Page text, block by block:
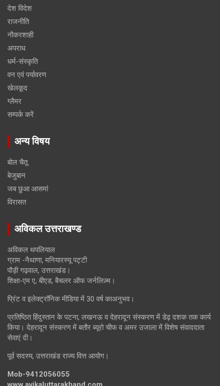
देश विदेश
राजनीति
नौकरशाही
अपराध
धर्म-संस्कृति
वन एवं पर्यावरण
खेलकूद
ग्लैमर
सम्पर्क करें
अन्य विषय
बोल चैतू
बेजुबान
जब छुआ आसमां
विरासत
अविकल उत्तराखण्ड
अविकल थपलियाल
ग्राम -नैथाणा, मनियारस्यू पट्टी
पौड़ी गढ़वाल, उत्तराखंड।
शिक्षा-एम ए, बीएड, बैचलर ऑफ जर्नलिज़्म।
प्रिंट व इलेक्ट्रॉनिक मीडिया में 30 वर्ष काअनुभव।
प्रतिष्ठित हिंदुस्तान के पटना, लखनऊ व देहरादून संस्करण में डेढ़ दशक तक कार्य
किया। देहरादून संस्करण में बतौर ब्यूरो चीफ व अमर उजाला में विशेष संवाददाता
सेवाएं दी।
पूर्व सदस्य, उत्तराखंड राज्य वित्त आयोग।
Mob-9412056055